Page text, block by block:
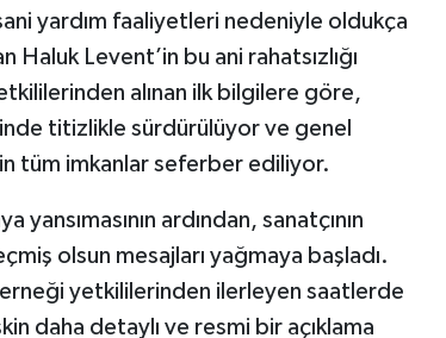
yardım faaliyetleri nedeniyle oldukça
Levent’in bu ani rahatsızlığı
alınan ilk bilgilere göre,
titizlikle sürdürülüyor ve genel
tüm imkanlar seferber ediliyor.
ardından, sanatçının
olsun mesajları yağmaya başladı.
yetkililerinden ilerleyen saatlerde
daha detaylı ve resmi bir açıklama